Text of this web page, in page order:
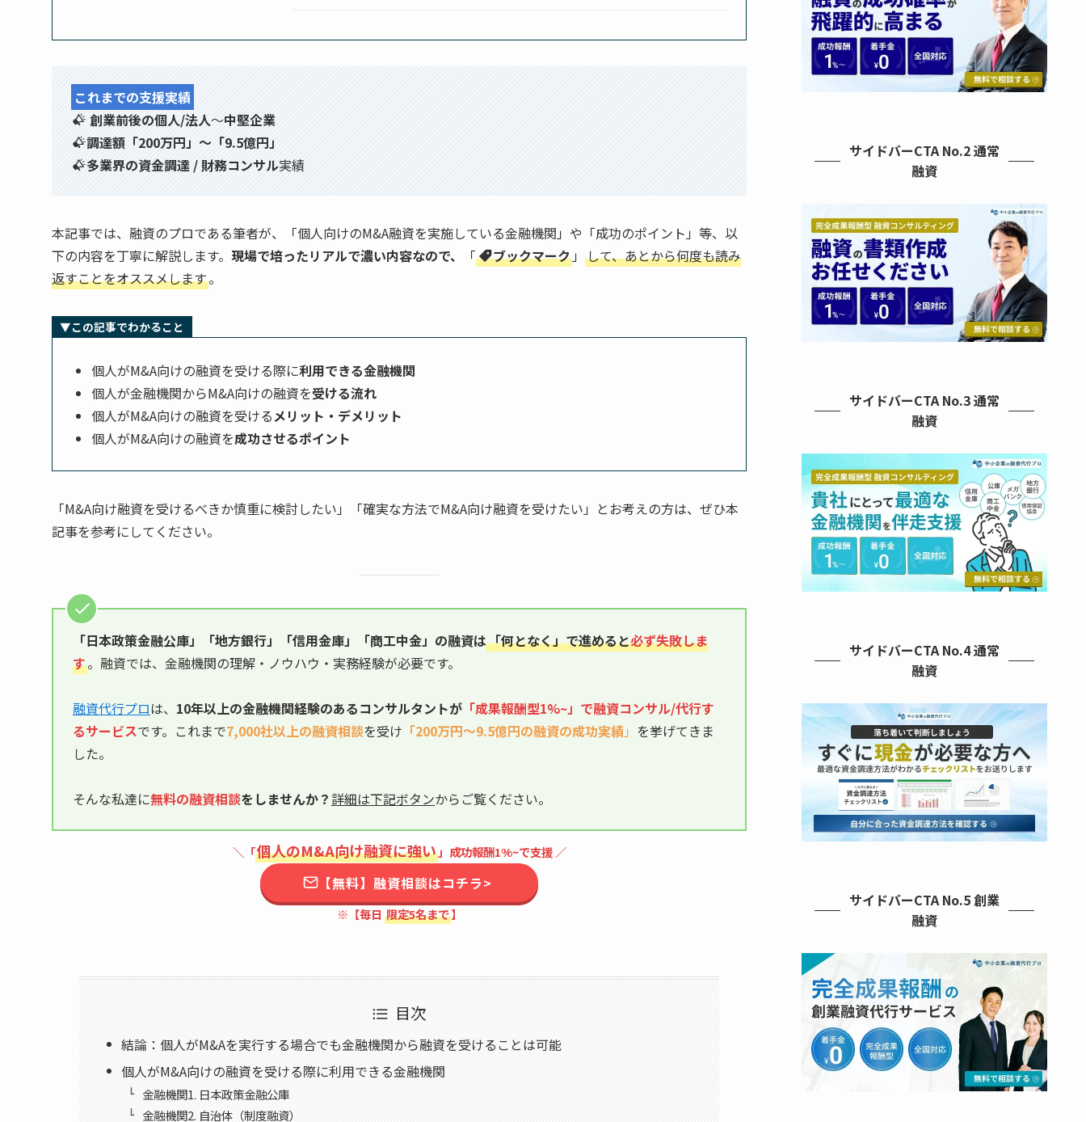
これまでの支援実績
創業前後の個人/法人〜中堅企業
調達額「200万円」〜「9.5億円」
多業界の資金調達 / 財務コンサル実績
本記事では、融資のプロである筆者が、「個人向けのM&A融資を実施している金融機関」や「成功のポイント」等、以
下の内容を丁寧に解説します。 現場で培ったリアルで濃い内容なので、 「 ブックマーク 」して、あとから何度も読み
返すことをオススメします。
▼この記事でわかること
個人がM&A向けの融資を受ける際に利用できる金融機関
個人が金融機関からM&A向けの融資を受ける流れ
個人がM&A向けの融資を受けるメリット・デメリット
個人がM&A向けの融資を成功させるポイント
「M&A向け融資を受けるべきか慎重に検討したい」「確実な方法でM&A向け融資を受けたい」とお考えの方は、ぜひ本
記事を参考にしてください。
「日本政策金融公庫」「地方銀行」「信用金庫」 「商工中金」 の融資は「何となく」で進めると必ず失敗しま
す。融資では、金融機関の理解・ノウハウ・実務経験が必要です。
融資代行プロは、 10年以上の金融機関経験のあるコンサルタントが 「成果報酬型1%~」で融資コンサル/代行す
るサービスです。これまで7,000社以上の融資相談を受け 「200万円〜9.5億円の融資の成功実績」 を挙げてきま
した。
そんな私達に無料の融資相談をしませんか？ 詳細は下記ボタンからご覧ください。
＼「個人のM&A向け融資に強い」成功報酬1%~で支援 ／
【無料】融資相談はコチラ>
※【毎日 限定5名まで】
目次
結論：個人がM&Aを実行する場合でも金融機関から融資を受けることは可能
個人がM&A向けの融資を受ける際に利用できる金融機関
金融機関1. 日本政策金融公庫
金融機関2. 自治体（制度融資）
サイドバーCTA No.2 通常
融資
サイドバーCTA No.3 通常
融資
サイドバーCTA No.4 通常
融資
サイドバーCTA No.5 創業
融資